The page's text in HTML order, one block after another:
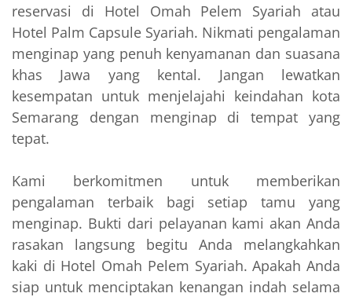
reservasi di Hotel Omah Pelem Syariah atau
Hotel Palm Capsule Syariah. Nikmati pengalaman
menginap yang penuh kenyamanan dan suasana
khas Jawa yang kental. Jangan lewatkan
kesempatan untuk menjelajahi keindahan kota
Semarang dengan menginap di tempat yang
tepat.
Kami berkomitmen untuk memberikan
pengalaman terbaik bagi setiap tamu yang
menginap. Bukti dari pelayanan kami akan Anda
rasakan langsung begitu Anda melangkahkan
kaki di Hotel Omah Pelem Syariah. Apakah Anda
siap untuk menciptakan kenangan indah selama